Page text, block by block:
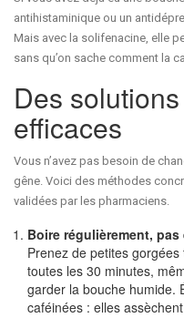
antihistaminique ou un
Mais avec la solifenacine, elle
sans qu’on sache comment la
Des
efficaces
Vous n’avez pas besoin de
gêne. Voici des méthodes
validées par les pharmaciens.
Boire régulièrement,
Prenez de petites
toutes les 30 minutes,
garder la bouche humide.
caféinées : elles